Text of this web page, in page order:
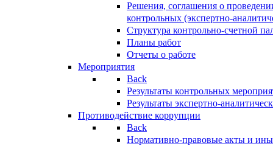
Решения, соглашения о
контрольных (экспертно-
Структура контрольно-счетной
Планы работ
Отчеты о работе
Мероприятия
Back
Результаты контрольных
Результаты экспертно-
Противодействие коррупции
Back
Нормативно-правовые акты и